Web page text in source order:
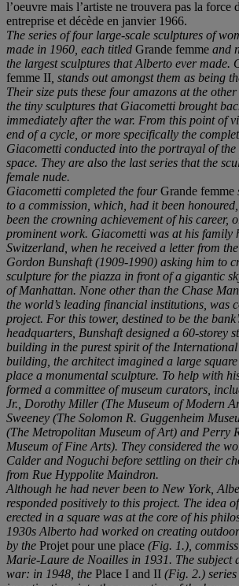
l’oeuvre mais l’artiste ne trouvera pas la force
entreprise et décède en janvier 1966.
The series of four large-scale sculptures of
made in 1960, each titled Grande femme and
the largest sculptures that Alberto ever made.
femme II , stands out amongst them as being
Their size puts these four amazons at the
the tiny sculptures that Giacometti brought
immediately after the war. From this point of
end of a cycle, or more specifically the
Giacometti conducted into the portrayal of
space. They are also the last series that the
female nude.
Giacometti completed the fourGrande femme
to a commission, which, had it been
been the crowning achievement of his career,
prominent work. Giacometti was at his family
Switzerland, when he received a letter from
Gordon Bunshaft (1909-1990) asking him to
sculpture for the piazza in front of a gigantic
of Manhattan. None other than the Chase
the world’s leading financial institutions, was
project. For this tower, destined to be the
headquarters, Bunshaft designed a 60-storey
building in the purest spirit of the
building, the architect imagined a large
place a monumental sculpture. To help with
formed a committee of museum curators,
Jr., Dorothy Miller (The Museum of Modern
Sweeney (The Solomon R. Guggenheim
(The Metropolitan Museum of Art) and Perry
Museum of Fine Arts). They considered the
Calder and Noguchi before settling on their
from Rue Hyppolite Maindron.
Although he had never been to New York,
responded positively to this project. The idea
erected in a square was at the core of his
1930s Alberto had worked on creating
by the Projet pour une place (Fig. 1.),
Marie-Laure de Noailles in 1931. The subject
war: in 1948, the Place I and II (Fig. 2.) series